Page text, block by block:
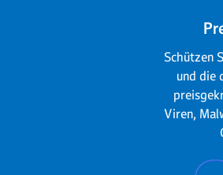
Schützen
und die
Viren,